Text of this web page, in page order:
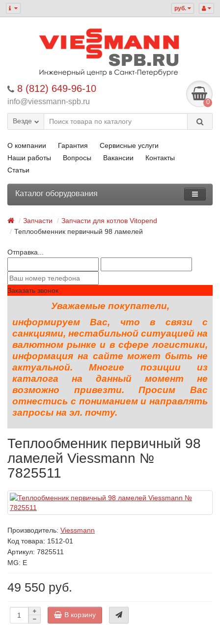
руб.
8 (812) 649-96-10
info@viessmann-spb.ru 0
Везде
О компании Гарантия
Сервисные услуги
Наши работы
Вопросы Вакансии
Контакты
Статьи
Каталог оборудования
Запчасти
Запчасти для котлов Vitopend
Теплообменник первичный 98 ламелей
Отправка...
Заказать звонок
Уважаемые покупатели,
информируем Вас, что в связи с
санкциями, нестабильной ситуацией на
валютном рынке и в сфере логистики,
информация на сайте может быть не
актуальной. Многие позиции из
каталога на данный момент не
возможно привезти. Просим Вас
отнестись с пониманием и направлять
запросы на эл. почту.
Теплообменник первичный 98
ламелей Viessmann №
7825511
Производитель: Viessmann
Код товара: 1512-01
Артикул: 7825511
MG: E
49 550 руб.
В корзину